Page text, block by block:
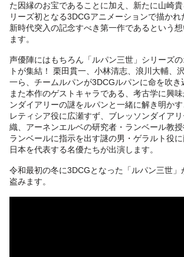
た因縁のお宝であることに加え、新たに山崎
リーズ初となる3DCGアニメーションで描かれ
新時代突入の記念すべき第一作であるという
ます。
声優陣にはもちろん「ルパン三世」シリーズ
トが集結！ 栗田貫一、小林清志、浪川大輔、
一ら、チームルパンが3DCGルパンに命を吹き
また本作のゲストキャラである、考古学に興
ンダイアリーの謎をルパンと一緒に解き明かす
レティシア役に広瀬すず、ブレッソンダイア
織、アーネンエルベの研究者・ランベール教授
ランベールに指示を出す謎の男・ゲラルト役
日本を代表する名優たちが出演します。
令和最初の冬に3DCGとなった「ルパン三世」
盗みます。